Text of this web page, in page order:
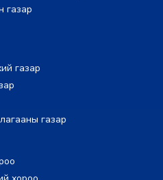
газар
газар
газар